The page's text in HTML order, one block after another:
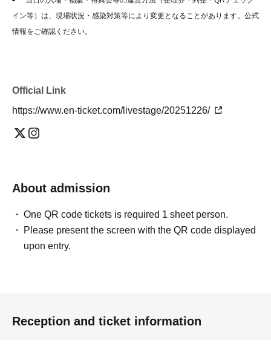
イン等）は、現場状況・感染対策等により変更となることがあります。公式
情報をご確認ください。
Official Link
https://www.en-ticket.com/livestage/20251226/
About admission
One QR code tickets is required 1 sheet person.
Please present the screen with the QR code displayed
upon entry.
Reception and ticket information